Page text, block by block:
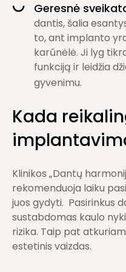
Geresnė
dantis, šalia
to, ant implanto
karūnėlė. Ji lyg
funkciją ir leidžia
gyvenimu.
Kada
Klinikos „Dantų
rekomenduoja laiku
juos gydyti. Pasirinkus
sustabdomas kaulo
rizika. Taip pat
estetinis vaizdas.